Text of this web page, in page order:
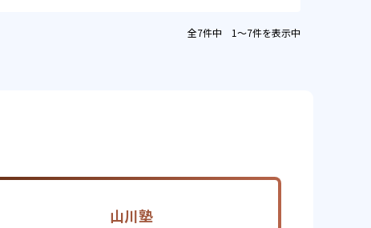
全7件中 1〜7件を表示中
山川塾